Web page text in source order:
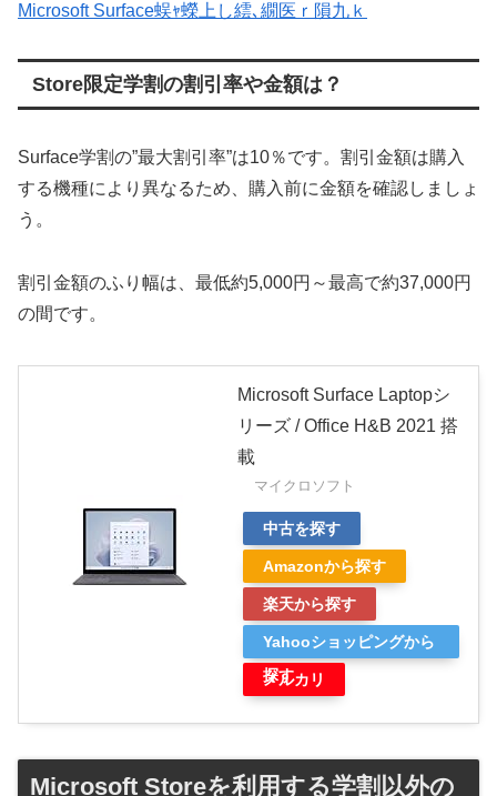
Microsoft Surface蜈ｬ蠑上し繧､繝医ｒ隕九ｋ
Store限定学割の割引率や金額は？
Surface学割の”最大割引率”は10％です。割引金額は購入
する機種により異なるため、購入前に金額を確認しましょ
う。
割引金額のふり幅は、最低約5,000円～最高で約37,000円
の間です。
Microsoft Surface Laptopシ
リーズ / Office H&B 2021 搭
載
マイクロソフト
中古を探す
Amazonから探す
楽天から探す
Yahooショッピングから
探す
メルカリ
Microsoft Storeを利用する学割以外の